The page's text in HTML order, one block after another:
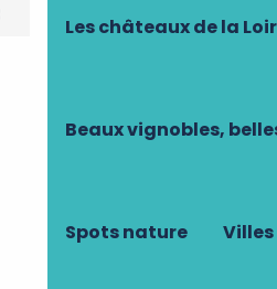
Les châteaux de la
Beaux vignobles,
Spots nature